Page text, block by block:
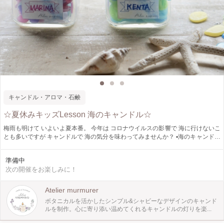
キャンドル・アロマ・石鹸
☆夏休みキッズLesson 海のキャンドル☆
梅雨も明けて いよいよ夏本番。 今年は コロナウイルスの影響で 海に行けないこ
とも多いですが キャンドルで 海の気分を味わってみませんか？ ▪︎海のキャンドル
で作ります。 ✅ステキなボトルに 色合いを考えて 詰めていきます。 カラフルに
しても シックにしても とてもステキ♡ 作った貝や魚をオブジェにして リボンや
味わってください。
準備中
次の開催をお楽しみに！
Atelier murmurer
ボタニカルを活かしたシンプル&シャビーなデザインのキャンド
ルを制作。心に寄り添い温めてくれるキャンドルの灯りを楽...